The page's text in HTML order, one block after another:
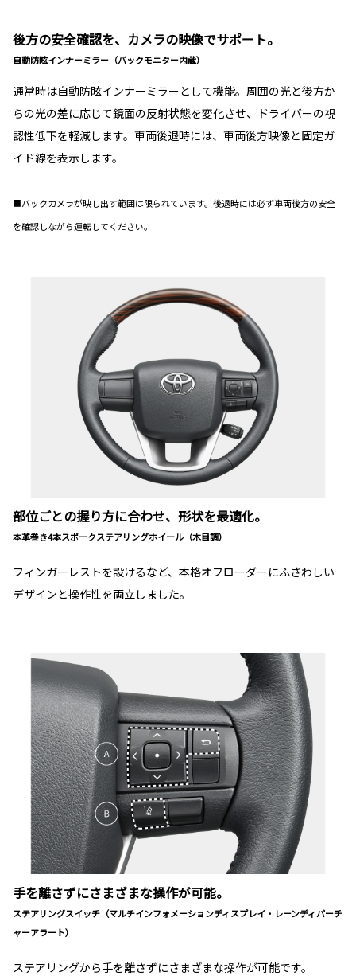
後方の安全確認を、カメラの映像でサポート。
自動防眩インナーミラー（バックモニター内蔵）
通常時は自動防眩インナーミラーとして機能。周囲の光と後方か
らの光の差に応じて鏡面の反射状態を変化させ、ドライバーの視
認性低下を軽減します。車両後退時には、車両後方映像と固定ガ
イド線を表示します。
■バックカメラが映し出す範囲は限られています。後退時には必ず車両後方の安全
を確認しながら運転してください。
部位ごとの握り方に合わせ、形状を最適化。
本革巻き4本スポークステアリングホイール（木目調）
フィンガーレストを設けるなど、本格オフローダーにふさわしい
デザインと操作性を両立しました。
手を離さずにさまざまな操作が可能。
ステアリングスイッチ（マルチインフォメーションディスプレイ・レーンディパーチ
ャーアラート）
ステアリングから手を離さずにさまざまな操作が可能です。